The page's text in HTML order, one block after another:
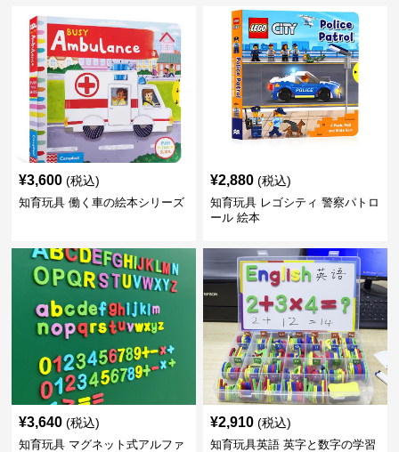
¥3,600 (税込)
知育玩具 働く車の絵本シリーズ
¥2,880 (税込)
知育玩具 レゴシティ 警察パトロ
ール 絵本
¥3,640 (税込)
知育玩具 マグネット式アルファ
¥2,910 (税込)
知育玩具英語 英字と数字の学習